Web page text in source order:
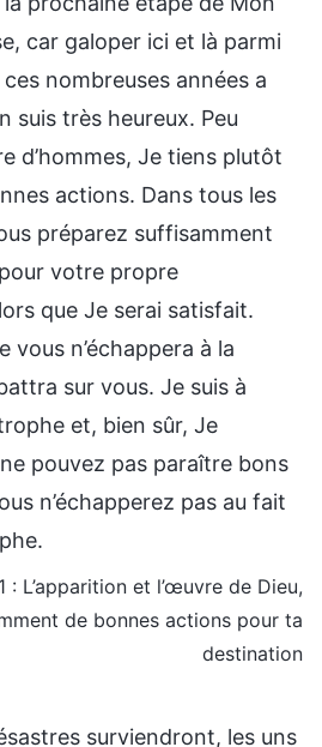
car galoper ici et là parmi
nombreuses années a
suis très heureux. Peu
d’hommes, Je tiens plutôt
actions. Dans tous les
préparez suffisamment
votre propre
que Je serai satisfait.
vous n’échappera à la
sur vous. Je suis à
et, bien sûr, Je
pouvez pas paraître bons
n’échapperez pas au fait
: L’apparition et l’œuvre de Dieu,
de bonnes actions pour ta
destination
surviendront, les uns